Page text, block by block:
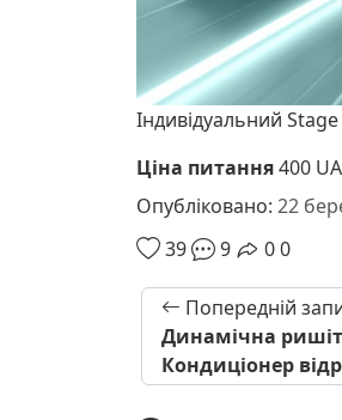
Індивідуальний
Ціна питання400
Опубліковано: 22
39
9 00
Попередній
Динамічна
Кондиціонер